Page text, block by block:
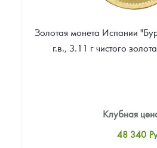
Золотая монета Испании
г.в., 3.11 г чистого
Клубная
48 340